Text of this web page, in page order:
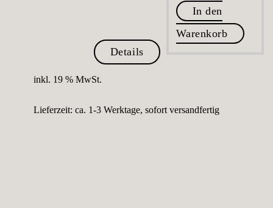
Details
In den
Warenkorb
inkl. 19 % MwSt.
Lieferzeit: ca. 1-3 Werktage, sofort versandfertig